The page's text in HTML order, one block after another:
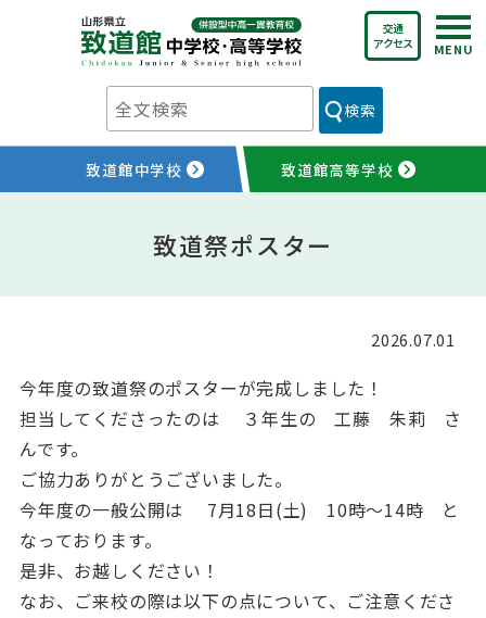
交通
アクセス
致道館中学校 致道館高等学校
検索
致道祭ポスター
2026.07.01
今年度の致道祭のポスターが完成しました！
担当してくださったのは ３年生の 工藤 朱莉 さ
んです。
ご協力ありがとうございました。
今年度の一般公開は 7月18日(土) 10時〜14時 と
なっております。
是非、お越しください！
なお、ご来校の際は以下の点について、ご注意くださ